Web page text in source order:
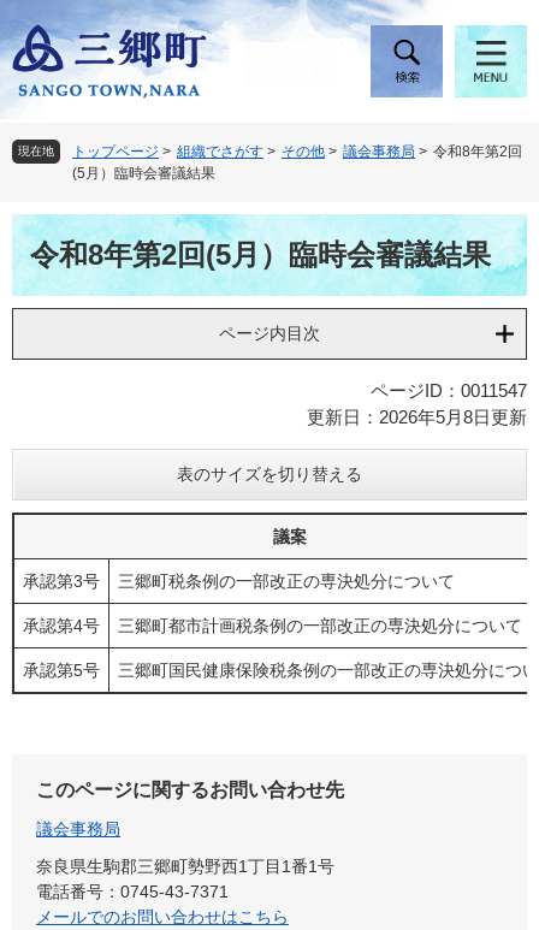
ー
ジ
頭
で
。
ニ
ュ
飛
ば
て
現在地 トップページ > 組織でさがす > その他 > 議会事務局 > 令和8年第2回
(5月）臨時会審議結果
本
文令和8年第2回(5月）臨時会審議結果
ページ内目次
ページID：0011547
更新日：2026年5月8日更新
表のサイズを切り替える
議案
承認第3号 三郷町税条例の一部改正の専決処分について
承認第4号 三郷町都市計画税条例の一部改正の専決処分について
承認第5号 三郷町国民健康保険税条例の一部改正の専決処分につ
このページに関するお問い合わせ先
議会事務局
奈良県生駒郡三郷町勢野西1丁目1番1号
電話番号：0745-43-7371
メールでのお問い合わせはこちら